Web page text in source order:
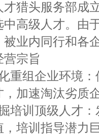
猎头服务部成
中高级人才。由
被业内同行和各
宗旨
重组企业环境：
，加速淘汰劣质
培训顶级人才：
，培训指导潜力